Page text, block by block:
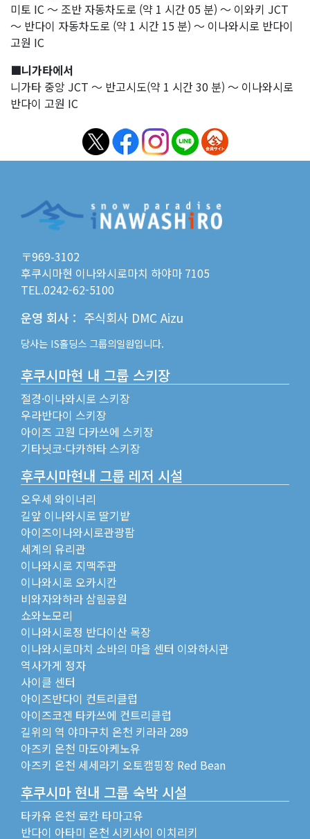
미토 IC ～ 조반 자동차도로 (약 1 시간 05 분) ～ 이와키 JCT
～ 반다이 자동차도로 (약 1 시간 15 분) ～ 이나와시로 반다이
고원 IC
■니가타에서
니가타 중앙 JCT ～ 반고시도(약 1 시간 30 분) ～ 이나와시로
반다이 고원 IC
〒969-3102
후쿠시마현 이나와시로마치 하야마 7105
TEL.0242-62-5100
운영 회사 ： 주식회사 DMC Aizu
당사는 IS홀딩스 그룹의일원입니다.
후쿠시마현 내 그룹 스키장
절경·이나와시로 스키장
우라반다이 스키장
아이즈 고원 다카쓰에 스키장
기타닛코·다카하타 스키장
후쿠시마현내 그룹 레저 시설
오우세 와이너리
길앞 이나와시로 딸기밭
아이즈이나와시로관광팜
세계의 유리관
이나와시로 지맥주관
이나와시로 오카시칸
비와자와하라 삼림공원
쇼와노모리
이나와시로정 반다이산 목장
이나와시로마치 소바의 마을 센터 이와하시관
역사가게 정자
사이클 센터
아이즈반다이 컨트리클럽
아이즈코겐 타카쓰에 컨트리클럽
길위의 역 야마구치 온천 키라라 289
아즈키 온천 마도아케노유
아즈키 온천 세세라기 오토캠핑장 Red Bean
후쿠시마 현내 그룹 숙박 시설
타카유 온천 료칸 타마고유
반다이 아타미 온천 시키사이 이치리키